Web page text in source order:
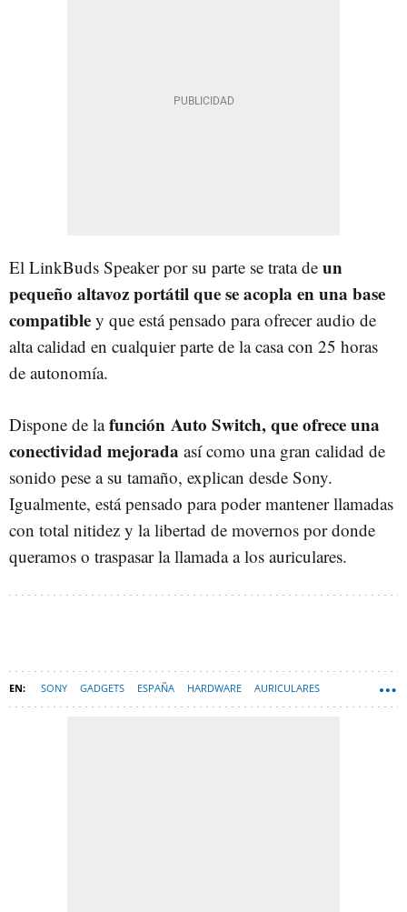
El LinkBuds Speaker por su parte se trata de un
pequeño altavoz portátil que se acopla en una base
compatible y que está pensado para ofrecer audio de
alta calidad en cualquier parte de la casa con 25 horas
de autonomía.
Dispone de lafunción Auto Switch, que ofrece una
conectividad mejorada así como una gran calidad de
sonido pese a su tamaño, explican desde Sony.
Igualmente, está pensado para poder mantener llamadas
con total nitidez y la libertad de movernos por donde
queramos o traspasar la llamada a los auriculares.
SONY GADGETS ESPAÑA HARDWARE AURICULARES